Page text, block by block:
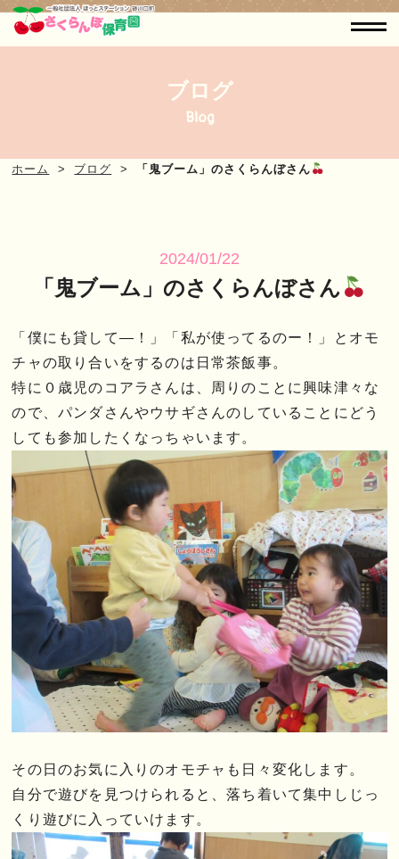
ブログ
Blog
ホーム ブログ 「鬼ブーム」のさくらんぼさん
2024/01/22
「鬼ブーム」のさくらんぼさん
「僕にも貸して―！」「私が使ってるのー！」とオモ
チャの取り合いをするのは日常茶飯事。
特に０歳児のコアラさんは、周りのことに興味津々な
ので、パンダさんやウサギさんのしていることにどう
しても参加したくなっちゃいます。
その日のお気に入りのオモチャも日々変化します。
自分で遊びを見つけられると、落ち着いて集中しじっ
くり遊びに入っていけます。